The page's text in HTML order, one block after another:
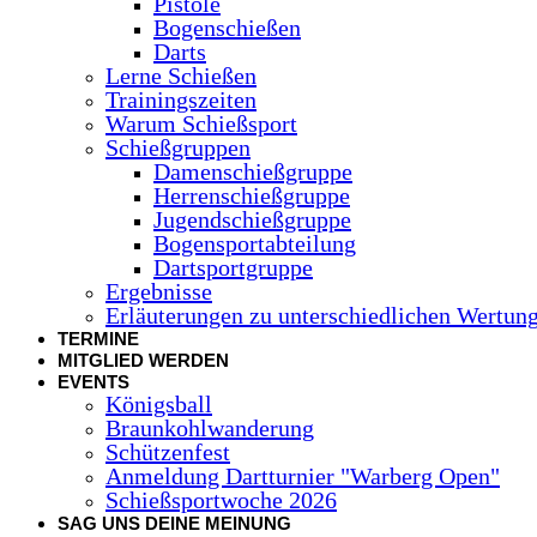
Bogenschießen
Darts
Lerne Schießen
Trainingszeiten
Warum Schießsport
Schießgruppen
Damenschießgruppe
Herrenschießgruppe
Jugendschießgruppe
Bogensportabteilung
Dartsportgruppe
Ergebnisse
Erläuterungen zu unterschiedlichen
TERMINE
MITGLIED WERDEN
EVENTS
Königsball
Braunkohlwanderung
Schützenfest
Anmeldung Dartturnier "Warberg Open"
Schießsportwoche 2026
SAG UNS DEINE MEINUNG